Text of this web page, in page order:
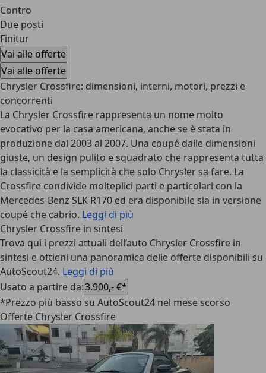
Contro
Due posti
Finitur
Vai alle offerte
Vai alle offerte
Chrysler Crossfire: dimensioni, interni, motori, prezzi e
concorrenti
La Chrysler Crossfire rappresenta un nome molto
evocativo per la casa americana, anche se è stata in
produzione dal 2003 al 2007. Una coupé dalle dimensioni
giuste, un design pulito e squadrato che rappresenta tutta
la classicità e la semplicità che solo Chrysler sa fare. La
Crossfire condivide molteplici parti e particolari con la
Mercedes-Benz SLK R170 ed era disponibile sia in versione
coupé che cabrio. Leggi di più
Chrysler Crossfire in sintesi
Trova qui i prezzi attuali dell’auto Chrysler Crossfire in
sintesi e ottieni una panoramica delle offerte disponibili su
AutoScout24. Leggi di più
Usato a partire da:3.900,- €*
*Prezzo più basso su AutoScout24 nel mese scorso
Offerte Chrysler Crossfire